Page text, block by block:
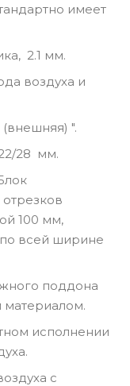
имеет
2.1 мм.
воздуха и
".
28 мм.
отрезков
100 мм,
всей ширине
поддона
материалом.
исполнении
с